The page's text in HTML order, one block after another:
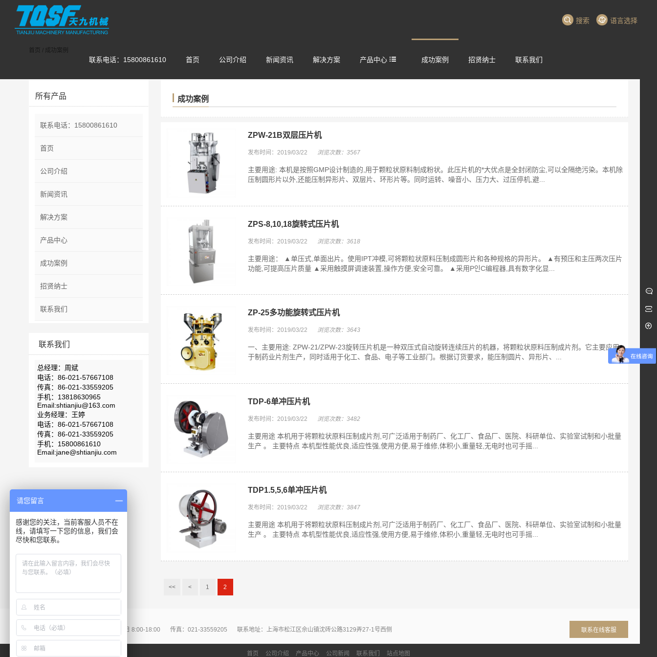
搜索 语言选择
联系电话：15800861610 首页 公司介绍 新闻资讯 解决方案 产品中心 成功案例 招贤纳士 联系我们
首页 / 成功案例
所有产品
联系电话：15800861610
首页
公司介绍
新闻资讯
解决方案
产品中心
成功案例
招贤纳士
联系我们
联系我们
总经理：周斌
电话：86-021-57667108
传真：86-021-33559205
手机：13818630965
Email:shtianjiu@163.com
业务经理：王婷
电话：86-021-57667108
传真：86-021-33559205
手机：15800861610
Email:jane@shtianjiu.com
成功案例
ZPW-21B双层压片机
发布时间：2019/03/22 浏览次数：3567
主要用途: 本机是按照GMP设计制造的,用于颗粒状原料制成粉状。此压片机的*大优点是全封闭防尘,可以全隔绝污染。本机除
压制圆形片以外,还能压制异形片、双层片、环形片等。同时运转、噪音小、压力大、过压停机,避...
ZPS-8,10,18旋转式压片机
发布时间：2019/03/22 浏览次数：3618
主要用途： ▲单压式,单面出片。使用IPT冲模,可将颗粒状原料压制成圆形片和各种规格的异形片。 ▲有预压和主压两次压片
功能,可提高压片质量 ▲采用触摸屏调速装置,操作方便,安全可靠。 ▲采用P인C编程器,具有数字化显...
ZP-25多功能旋转式压片机
发布时间：2019/03/22 浏览次数：3643
一、主要用途: ZPW-21/ZPW-23旋转压片机是一种双压式自动旋转连续压片的机器，将颗粒状原料压制成片剂。它主要应用
于制药业片剂生产，同时适用于化工、食品、电子等工业部门。根据订货要求，能压制圆片、异形片、...
TDP-6单冲压片机
发布时间：2019/03/22 浏览次数：3482
主要用途 本机用于将颗粒状原料压制成片剂,可广泛适用于制药厂、化工厂、食品厂、医院、科研单位、实验室试制和小批量
生产 。 主要特点 本机型性能优良,适应性强,使用方便,易于维修,体积小,重量轻,无电时也可手摇...
TDP1.5,5,6单冲压片机
发布时间：2019/03/22 浏览次数：3847
主要用途 本机用于将颗粒状原料压制成片剂,可广泛适用于制药厂、化工厂、食品厂、医院、科研单位、实验室试制和小批量
生产 。 主要特点 本机型性能优良,适应性强,使用方便,易于维修,体积小,重量轻,无电时也可手摇...
<< < 1 2
86-021-57667108 周一至周日 8:00-18:00 传真：021-33559205 联系地址：上海市松江区佘山镇沈砖公路3129弄27-1号西侧 联系在线客服
首页 公司介绍 产品中心 公司新闻 联系我们 站点地图
请您留言
感谢您的关注，当前客服人员不在
线，请填写一下您的信息，我们会
尽快和您联系。